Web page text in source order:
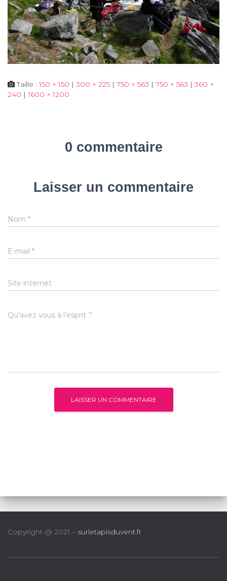
Taille :150 × 150 | 300 × 225 | 750 × 563 | 750 × 563 | 360 ×
240 | 1600 × 1200
0 commentaire
Laisser un commentaire
Nom *
E-mail *
Site internet
Qu’avez vous à l’esprit ?
Copyright @ 2021 – surletapisduvent.fr